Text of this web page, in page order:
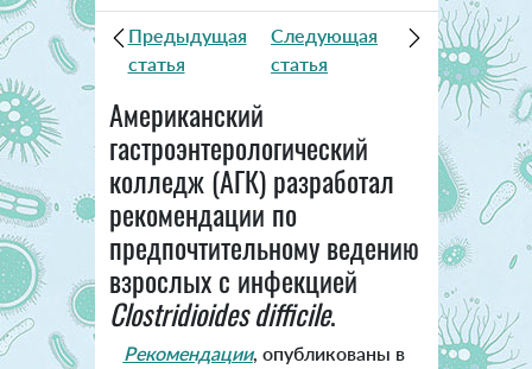
Предыдущая
статья
Следующая
статья
Американский
гастроэнтерологический
колледж (АГК) разработал
рекомендации по
предпочтительному ведению
взрослых с инфекцией
Clostridioides difficile.
Рекомендации, опубликованы в